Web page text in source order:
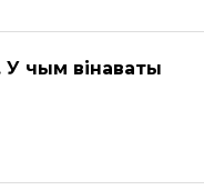
У чым вінаваты